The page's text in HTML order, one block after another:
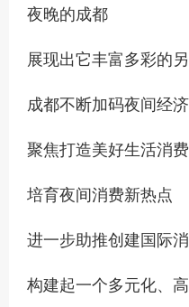
夜晚的成都
展现出它丰富多彩的
成都不断加码夜间经济
聚焦打造美好生活消
培育夜间消费新热点
进一步助推创建国际
构建起一个多元化、